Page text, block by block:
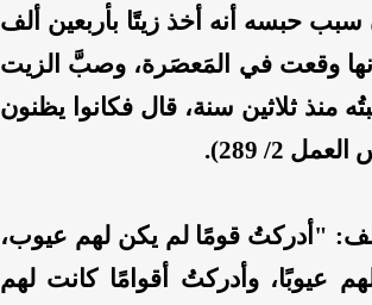
حبسه أنه أخذ زيتًا بأربعين ألف
وقعت في المَعصَرة، وصبَّ الزيت
منذ ثلاثين سنة، قال فكانوا يظنون
2/ 289).
"أدركتُ قومًا لم يكن لهم عيوب،
عيوبًا، وأدركتُ أقوامًا كانت لهم